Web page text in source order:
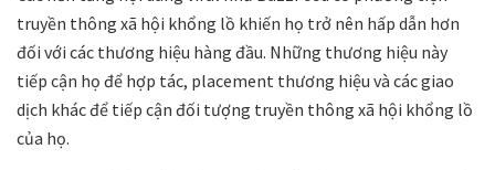
truyền thông xã hội khổng lồ khiến họ trở nên hấp dẫn hơn
đối với các thương hiệu hàng đầu. Những thương hiệu này
tiếp cận họ để hợp tác, placement thương hiệu và các giao
dịch khác để tiếp cận đối tượng truyền thông xã hội khổng lồ
của họ.